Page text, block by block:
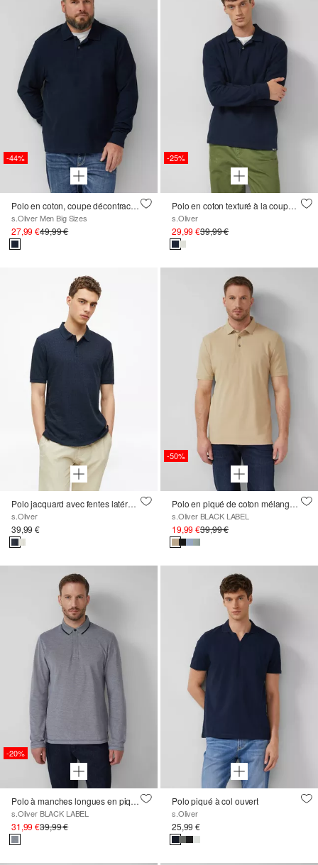
-44%
Polo en coton, coupe décontractée
s.Oliver Men Big Sizes
27,99 €49,99 €
-25%
Polo en coton texturé à la coupe décontractée
s.Oliver
29,99 €39,99 €
Polo jacquard avec fentes latérales
s.Oliver
39,99 €
-50%
Polo en piqué de coton mélangé élastique
s.Oliver BLACK LABEL
19,99 €39,99 €
-20%
Polo à manches longues en piqué bicolore
s.Oliver BLACK LABEL
31,99 €39,99 €
Polo piqué à col ouvert
s.Oliver
25,99 €